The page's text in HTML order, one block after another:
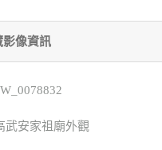
影像資訊
武安家祖廟外觀